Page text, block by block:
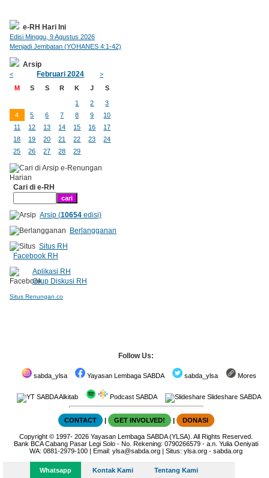
e-RH Hari Ini
Edisi Minggu, 9 Agustus 2026
Menjadi Jembatan (YOHANES 4:1-42)
Arsip
< Februari 2024
>
M
S S R K J S
1 2
3
4
5 6 7 8 9
10
11
12 13 14 15 16
17
18
19 20 21 22 23
24
25
26 27 28 29
Cari di e-RH
Arsip (10654edisi)
Berlangganan
Situs RH
Facebook RH
Aplikasi RH
Grup Diskusi RH
Situs Renungan.co
Whatsapp Kontak Kami Tentang Kami
Follow Us:
sabda_ylsa Yayasan Lembaga SABDA sabda_ylsa Mores
SABDA Alkitab Podcast SABDA Slideshare SABDA
CONTACT | GET INVOLVED! | DONASI
Copyright © 1997-2026Yayasan Lembaga SABDA (YLSA). All Rights Reserved.
Bank BCA Cabang Pasar Legi Solo - No. Rekening: 0790266579 - a.n. Yulia Oeniyati
WA:0881-2979-100 | Email:ylsa@sabda.org | Situs:ylsa.org -sabda.org